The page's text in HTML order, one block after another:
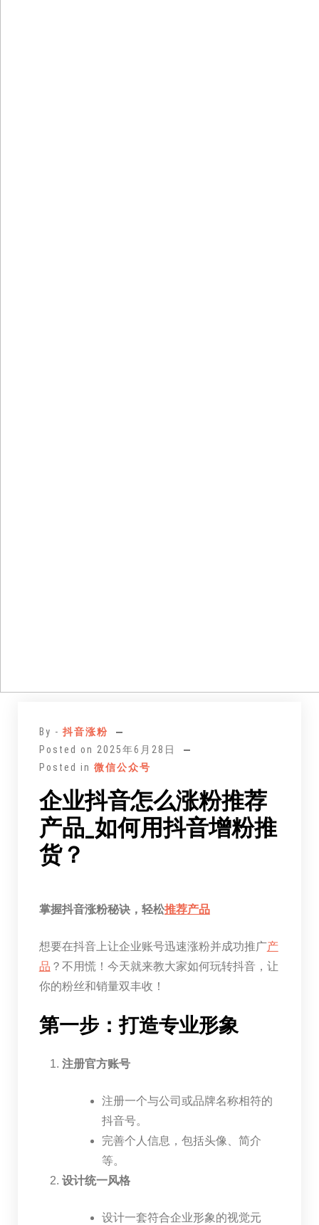
By - 抖音涨粉
Posted on 2025年6月28日
Posted in 微信公众号
企业抖音怎么涨粉推荐
产品_如何用抖音增粉推
货？
掌握抖音涨粉秘诀，轻松推荐产品
想要在抖音上让企业账号迅速涨粉并成功推广产
品 ？不用慌！今天就来教大家如何玩转抖音，让
你的粉丝和销量双丰收！
第一步：打造专业形象
注册官方账号
注册一个与公司或品牌名称相符的
抖音号。
完善个人信息，包括头像、简介
等。
设计统一风格
设计一套符合企业形象的视觉元